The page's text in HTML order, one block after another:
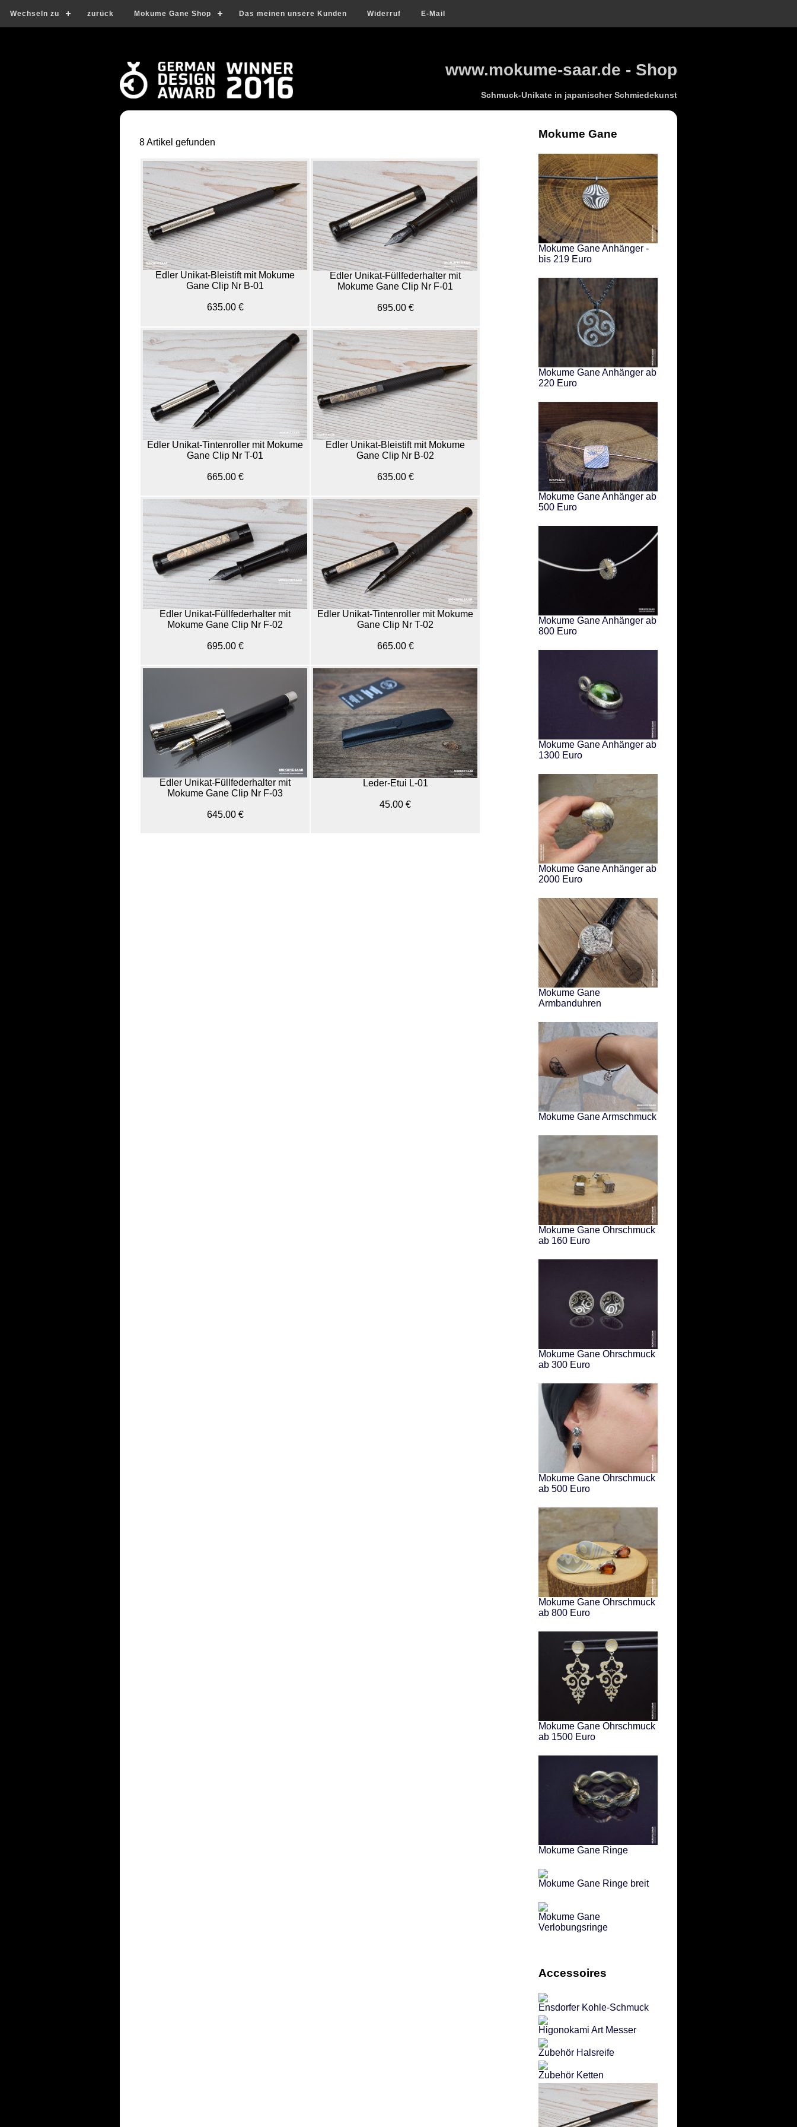
Wechseln zu zurück Mokume Gane Shop Das meinen unsere Kunden Widerruf E-Mail
www.mokume-saar.de - Shop
Schmuck-Unikate in japanischer Schmiedekunst
8 Artikel gefunden
Edler Unikat-Bleistift mit Mokume
Gane Clip Nr B-01
635.00 €
Edler Unikat-Füllfederhalter mit
Mokume Gane Clip Nr F-01
695.00 €
Edler Unikat-Tintenroller mit Mokume
Gane Clip Nr T-01
665.00 €
Edler Unikat-Bleistift mit Mokume
Gane Clip Nr B-02
635.00 €
Edler Unikat-Füllfederhalter mit
Mokume Gane Clip Nr F-02
695.00 €
Edler Unikat-Tintenroller mit Mokume
Gane Clip Nr T-02
665.00 €
Edler Unikat-Füllfederhalter mit
Mokume Gane Clip Nr F-03
645.00 €
Leder-Etui L-01
45.00 €
Mokume Gane
Mokume Gane Anhänger -
bis 219 Euro
Mokume Gane Anhänger ab
220 Euro
Mokume Gane Anhänger ab
500 Euro
Mokume Gane Anhänger ab
800 Euro
Mokume Gane Anhänger ab
1300 Euro
Mokume Gane Anhänger ab
2000 Euro
Mokume Gane
Armbanduhren
Mokume Gane Armschmuck
Mokume Gane Ohrschmuck
ab 160 Euro
Mokume Gane Ohrschmuck
ab 300 Euro
Mokume Gane Ohrschmuck
ab 500 Euro
Mokume Gane Ohrschmuck
ab 800 Euro
Mokume Gane Ohrschmuck
ab 1500 Euro
Mokume Gane Ringe
Mokume Gane Ringe breit
Mokume Gane
Verlobungsringe
Accessoires
Ensdorfer Kohle-Schmuck
Higonokami Art Messer
Zubehör Halsreife
Zubehör Ketten